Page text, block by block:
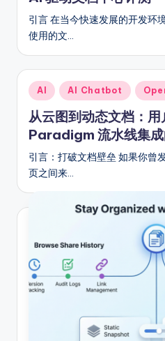
引言 在当今快速发展的开发环
使用的文…
Posted
in
AI AI Chatbot
从云图到动态文档：
Paradigm 流水线集
引言：打破文档壁垒 如果你曾
页之间来…